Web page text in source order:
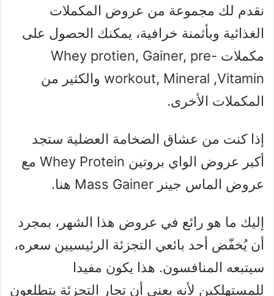
نقدم لك مجموعة من عروض المكملات
الغذائية وبأثمنة خرافية، يمكنك الحصول على
مكملات Whey protien, Gainer, pre-
workout, Mineral ,Vitamin والكثير من
المكملات الأخرى.
إذا كنت من عشاق الضخامة العضلية ستجد
أكبر عروض الواي بروتين Whey Protein مع
عروض الماس جينر Mass Gainer هنا.
إليك ما هو رائع في عروض هذا الشهر، بمجرد
أن يُخفّض ​​أحد بائعي التجزئة الرئيسيين سعره،
سيتبعه المنافسون. هذا يكون مفيدا
للمستهلكين لأنه يعني أن تجار التجزئة يتطلعون